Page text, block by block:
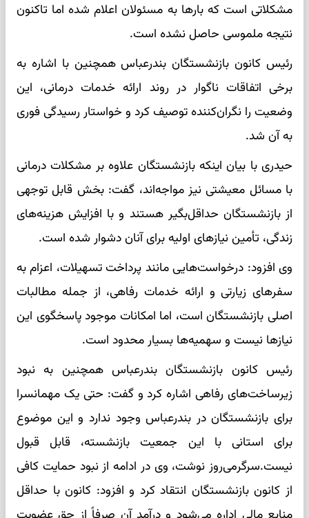
مشکلاتی است که بارها به مسئولان اعلام شده اما تاکنون
نتیجه ملموسی حاصل نشده است.
رئیس کانون بازنشستگان بندرعباس همچنین با اشاره به
برخی اتفاقات ناگوار در روند ارائه خدمات درمانی، این
وضعیت را نگران‌کننده توصیف کرد و خواستار رسیدگی فوری
به آن شد.
حیدری با بیان اینکه بازنشستگان علاوه بر مشکلات درمانی
با مسائل معیشتی نیز مواجه‌اند، گفت: بخش قابل توجهی
از بازنشستگان حداقل‌بگیر هستند و با افزایش هزینه‌های
زندگی، تأمین نیازهای اولیه برای آنان دشوار شده است.
وی افزود: درخواست‌هایی مانند پرداخت تسهیلات، اعزام به
سفرهای زیارتی و ارائه خدمات رفاهی، از جمله مطالبات
اصلی بازنشستگان است، اما امکانات موجود پاسخگوی این
نیازها نیست و سهمیه‌ها بسیار محدود است.
رئیس کانون بازنشستگان بندرعباس همچنین به نبود
زیرساخت‌های رفاهی اشاره کرد و گفت: حتی یک مهمانسرا
برای بازنشستگان در بندرعباس وجود ندارد و این موضوع
برای استانی با این جمعیت بازنشسته، قابل قبول
نیست.سرگرمی‌روز نوشت، وی در ادامه از نبود حمایت کافی
از کانون بازنشستگان انتقاد کرد و افزود: کانون با حداقل